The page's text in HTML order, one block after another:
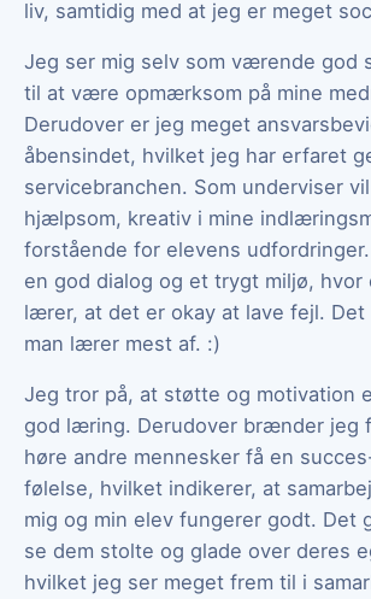
liv, samtidig med at jeg er meget
Jeg ser mig selv som værende god
til at være opmærksom på mine
Derudover er jeg meget
åbensindet, hvilket jeg har erfaret
servicebranchen. Som underviser
hjælpsom, kreativ i mine
forstående for elevens
en god dialog og et trygt miljø, hvor
lærer, at det er okay at lave fejl. Det
man lærer mest af. :)
Jeg tror på, at støtte og motivation
god læring. Derudover brænder jeg
høre andre mennesker få en
følelse, hvilket indikerer, at
mig og min elev fungerer godt. Det
se dem stolte og glade over deres
hvilket jeg ser meget frem til i